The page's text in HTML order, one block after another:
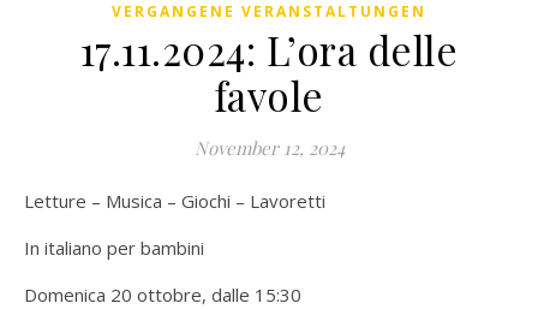
VERGANGENE VERANSTALTUNGEN
17.11.2024: L’ora delle
favole
November 12, 2024
Letture – Musica – Giochi – Lavoretti
In italiano per bambini
Domenica 20 ottobre, dalle 15:30